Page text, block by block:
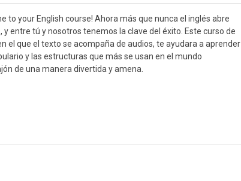
to your English course! Ahora más que nunca el inglés abre
y entre tú y nosotros tenemos la clave del éxito. Este curso de
el que el texto se acompaña de audios, te ayudara a aprender
y las estructuras que más se usan en el mundo
de una manera divertida y amena.